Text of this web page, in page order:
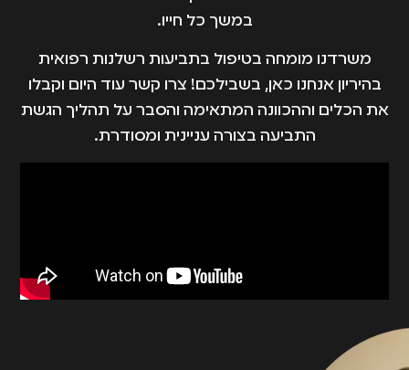
במשך כל חייו.
משרדנו מומחה בטיפול בתביעות רשלנות רפואית
בהיריון אנחנו כאן, בשבילכם! צרו קשר עוד היום וקבלו
את הכלים וההכוונה המתאימה והסבר על תהליך הגשת
התביעה בצורה עניינית ומסודרת.